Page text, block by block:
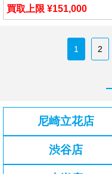
買取上限 ¥151,000
1 2
尼崎立花店
渋谷店